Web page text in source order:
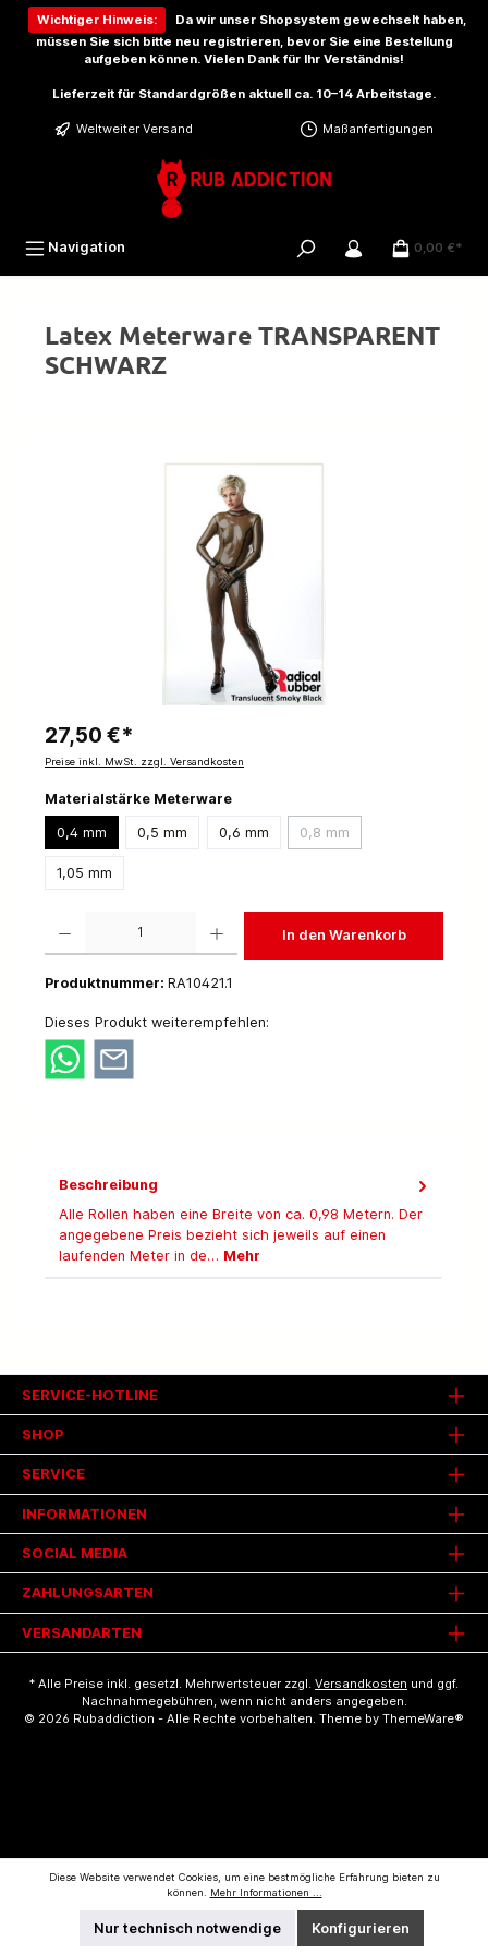
springen
Wichtiger Hinweis:
Da wir unser Shopsystem gewechselt haben,
müssen Sie sich bitte neu registrieren, bevor Sie eine Bestellung
aufgeben können. Vielen Dank für Ihr Verständnis!
Lieferzeit für Standardgrößen aktuell ca. 10–14 Arbeitstage.
Weltweiter Versand Maßanfertigungen
Navigation 0,00 €*
Latex Meterware TRANSPARENT
SCHWARZ
27,50 €*
Preise inkl. MwSt. zzgl. Versandkosten
Materialstärke Meterware
0,4 mm 0,5 mm 0,6 mm 0,8 mm
1,05 mm
In den Warenkorb
Produktnummer: RA10421.1
Dieses Produkt weiterempfehlen:
Beschreibung
Alle Rollen haben eine Breite von ca. 0,98 Metern. Der
angegebene Preis bezieht sich jeweils auf einen
laufenden Meter in de… Mehr
SHOP
SERVICE
INFORMATIONEN
SERVICE-HOTLINE
SOCIAL MEDIA
ZAHLUNGSARTEN
VERSANDARTEN
* Alle Preise inkl. gesetzl. Mehrwertsteuer zzgl. Versandkosten und ggf.
Nachnahmegebühren, wenn nicht anders angegeben.
© 2026 Rubaddiction - Alle Rechte vorbehalten. Theme by ThemeWare®
Diese Website verwendet Cookies, um eine bestmögliche Erfahrung bieten zu
können.
Mehr Informationen ...
Nur technisch notwendige Konfigurieren